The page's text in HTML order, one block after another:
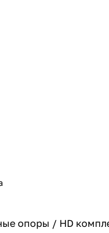
опоры / HD